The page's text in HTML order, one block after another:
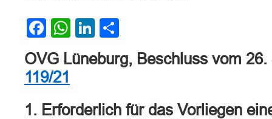
Facebook
WhatsApp
LinkedIn
OVG Lüneburg, Beschluss vom
119/21
1. Erforderlich für das Vorliegen